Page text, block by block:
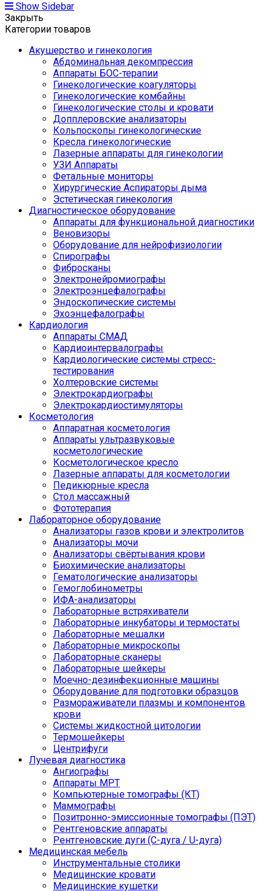
Show Sidebar
Закрыть
Категории товаров
Акушерство и гинекология
Абдоминальная декомпрессия
Аппараты БОС-терапии
Гинекологические коагуляторы
Гинекологические комбайны
Гинекологические столы и кровати
Допплеровские анализаторы
Кольпоскопы гинекологические
Кресла гинекологические
Лазерные аппараты для гинекологии
УЗИ Аппараты
Фетальные мониторы
Хирургические Аспираторы дыма
Эстетическая гинекология
Диагностическое оборудование
Аппараты для функциональной диагностики
Веновизоры
Оборудование для нейрофизиологии
Спирографы
Фибросканы
Электронейромиографы
Электроэнцефалографы
Эндоскопические системы
Эхоэнцефалографы
Кардиология
Аппараты СМАД
Кардиоинтервалографы
Кардиологические системы стресс-
тестирования
Холтеровские системы
Электрокардиографы
Электрокардиостимуляторы
Косметология
Аппаратная косметология
Аппараты ультразвуковые
косметологические
Косметологическое кресло
Лазерные аппараты для косметологии
Педикюрные кресла
Стол массажный
Фототерапия
Лабораторное оборудование
Анализаторы газов крови и электролитов
Анализаторы мочи
Анализаторы свёртывания крови
Биохимические анализаторы
Гематологические анализаторы
Гемоглобинометры
ИФА-анализаторы
Лабораторные встряхиватели
Лабораторные инкубаторы и термостаты
Лабораторные мешалки
Лабораторные микроскопы
Лабораторные сканеры
Лабораторные шейкеры
Моечно-дезинфекционные машины
Оборудование для подготовки образцов
Размораживатели плазмы и компонентов
крови
Системы жидкостной цитологии
Термошейкеры
Центрифуги
Лучевая диагностика
Ангиографы
Аппараты МРТ
Компьютерные томографы (КТ)
Маммографы
Позитронно-эмиссионные томографы (ПЭТ)
Рентгеновские аппараты
Рентгеновские дуги (С-дуга / U-дуга)
Медицинская мебель
Инструментальные столики
Медицинские кровати
Медицинские кушетки